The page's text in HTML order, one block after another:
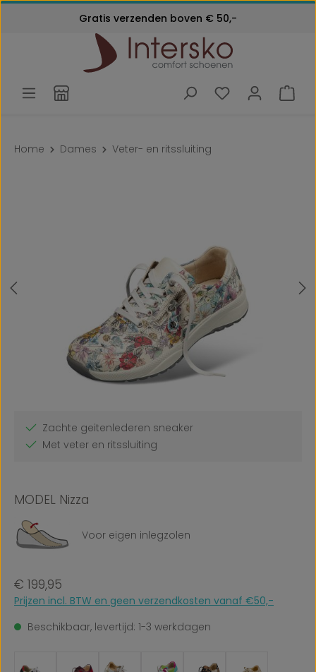
Ga naar de hoofdinhoud
24 maanden garantie
Klantenservice: 072 - 571 79 79
Gratis verzenden boven € 50,-
Home Dames Veter- en ritssluiting
Zachte geitenlederen sneaker
Met veter en ritssluiting
MODEL Nizza
Voor eigen inlegzolen
Normale prijs:
€ 199,95
Prijzen incl. BTW en geen verzendkosten vanaf €50,-
Beschikbaar, levertijd: 1-3 werkdagen